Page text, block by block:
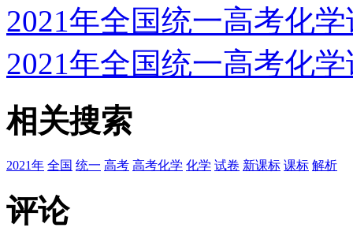
2021年全国统一高考化
2021年全国统一高考化
相关搜索
2021年 全国 统一 高考 高考化学 化学 试卷 新课标 课标 解析
评论